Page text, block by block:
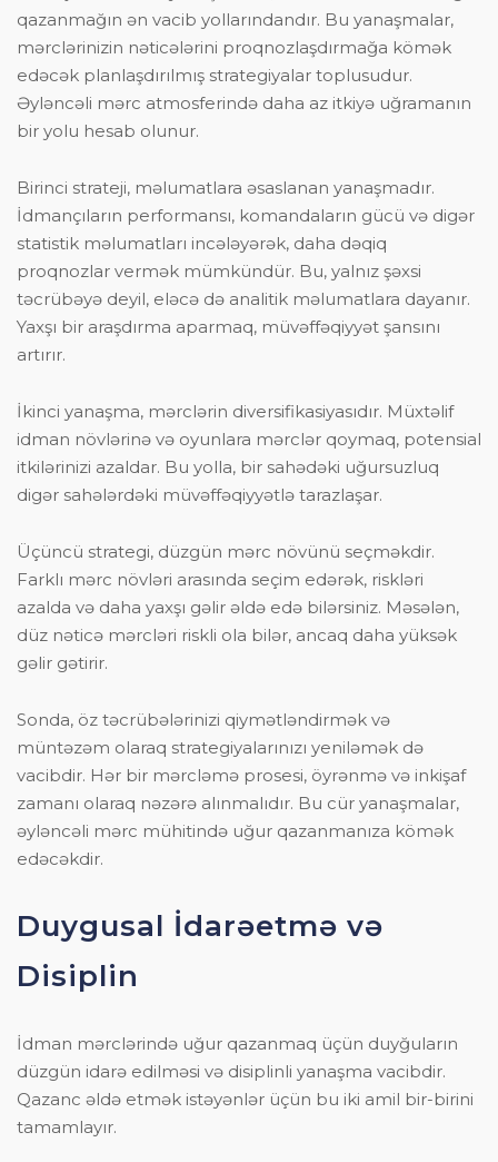
qazanmağın ən vacib yollarındandır. Bu yanaşmalar,
mərclərinizin nəticələrini proqnozlaşdırmağa kömək
edəcək planlaşdırılmış strategiyalar toplusudur.
Əyləncəli mərc atmosferində daha az itkiyə uğramanın
bir yolu hesab olunur.
Birinci strateji, məlumatlara əsaslanan yanaşmadır.
İdmançıların performansı, komandaların gücü və digər
statistik məlumatları incələyərək, daha dəqiq
proqnozlar vermək mümkündür. Bu, yalnız şəxsi
təcrübəyə deyil, eləcə də analitik məlumatlara dayanır.
Yaxşı bir araşdırma aparmaq, müvəffəqiyyət şansını
artırır.
İkinci yanaşma, mərclərin diversifikasiyasıdır. Müxtəlif
idman növlərinə və oyunlara mərclər qoymaq, potensial
itkilərinizi azaldar. Bu yolla, bir sahədəki uğursuzluq
digər sahələrdəki müvəffəqiyyətlə tarazlaşar.
Üçüncü strategi, düzgün mərc növünü seçməkdir.
Farklı mərc növləri arasında seçim edərək, riskləri
azalda və daha yaxşı gəlir əldə edə bilərsiniz. Məsələn,
düz nəticə mərcləri riskli ola bilər, ancaq daha yüksək
gəlir gətirir.
Sonda, öz təcrübələrinizi qiymətləndirmək və
müntəzəm olaraq strategiyalarınızı yeniləmək də
vacibdir. Hər bir mərcləmə prosesi, öyrənmə və inkişaf
zamanı olaraq nəzərə alınmalıdır. Bu cür yanaşmalar,
əyləncəli mərc mühitində uğur qazanmanıza kömək
edəcəkdir.
Duygusal İdarəetmə və
Disiplin
İdman mərclərində uğur qazanmaq üçün duyğuların
düzgün idarə edilməsi və disiplinli yanaşma vacibdir.
Qazanc əldə etmək istəyənlər üçün bu iki amil bir-birini
tamamlayır.